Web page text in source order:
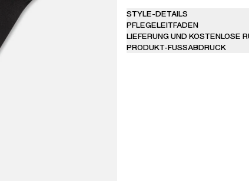
Rand und ein Intarsien-Branding
Für den täglichen Komfort
diese in Portugal hergestellt.
STYLE-DETAILS
PFLEGELEITFADEN
LIEFERUNG UND KOSTENLOSE
PRODUKT-FUSSABDRUCK